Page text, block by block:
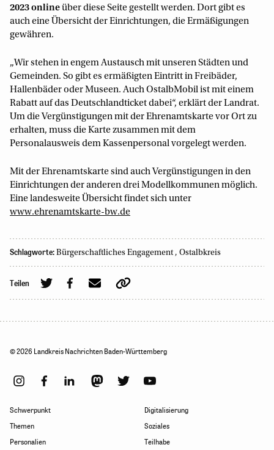
2023 onlineüber diese Seite gestellt werden. Dort gibt es
auch eine Übersicht der Einrichtungen, die Ermäßigungen
gewähren.
„Wir stehen in engem Austausch mit unseren Städten und
Gemeinden. So gibt es ermäßigten Eintritt in Freibäder,
Hallenbäder oder Museen. Auch OstalbMobil ist mit einem
Rabatt auf das Deutschlandticket dabei“, erklärt der Landrat.
Um die Vergünstigungen mit der Ehrenamtskarte vor Ort zu
erhalten, muss die Karte zusammen mit dem
Personalausweis dem Kassenpersonal vorgelegt werden.
Mit der Ehrenamtskarte sind auch Vergünstigungen in den
Einrichtungen der anderen drei Modellkommunen möglich.
Eine landesweite Übersicht findet sich unter
www.ehrenamtskarte-bw.de
Schlagworte: Bürgerschaftliches Engagement , Ostalbkreis
Teilen
Schwerpunkt
Themen
Personalien
Digitalisierung
Soziales
Teilhabe
© 2026 Landkreis Nachrichten Baden-Württemberg